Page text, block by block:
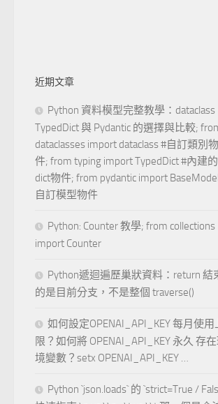
近期文章
Python 資料模型完整教學：dataclass
TypedDict 與 Pydantic 的選擇與比較;
dataclasses import dataclass #自訂類別物
件; from typing import TypedDict #內建的
dict物件; from pydantic import
自訂模型物件
Python: Counter 教學; from collections
import Counter
Python遞迴遍歷巢狀資料：return 結
的是目前分支，不是整個 traverse()
如何設定OPENAI_API_KEY 每月使用
限？如何將 OPENAI_API_KEY 永久 存
境變數？setx OPENAI_API_KEY …
Python `json.loads` 的 `strict=True /